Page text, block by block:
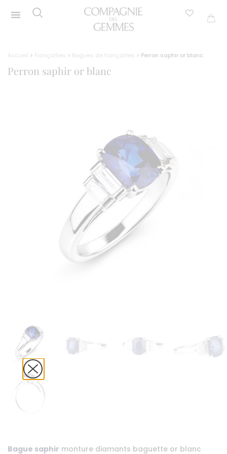
Accueil > Fiançailles > Bagues de fiançailles > Perron saphir or blanc
Perron saphir or blanc
Bague saphir monture diamants baguette or blanc